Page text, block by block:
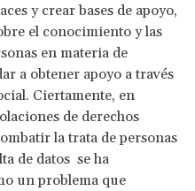
y crear bases de apoyo,
el conocimiento y las
en materia de
a obtener apoyo a través
Ciertamente, en
de derechos
la trata de personas
de datos se ha
un problema que